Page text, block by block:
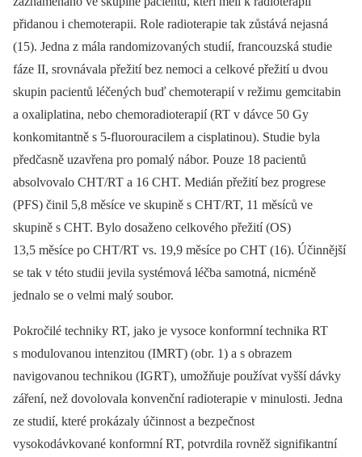
přidanou i chemoterapii. Role radioterapie tak zůstává nejasná
(15). Jedna z mála randomizovaných studií, francouzská studie
fáze II, srovnávala přežití bez nemoci a celkové přežití u dvou
skupin pacientů léčených buď chemoterapií v režimu gemcitabin
a oxaliplatina, nebo chemoradioterapií (RT v dávce 50 Gy
konkomitantně s 5-fluorouracilem a cisplatinou). Studie byla
předčasně uzavřena pro pomalý nábor. Pouze 18 pacientů
absolvovalo CHT/RT a 16 CHT. Medián přežití bez progrese
(PFS) činil 5,8 měsíce ve skupině s CHT/RT, 11 měsíců ve
skupině s CHT. Bylo dosaženo celkového přežití (OS)
13,5 měsíce po CHT/RT vs. 19,9 měsíce po CHT (16). Účinnější
se tak v této studii jevila systémová léčba samotná, nicméně
jednalo se o velmi malý soubor.
Pokročilé techniky RT, jako je vysoce konformní technika RT
s modulovanou intenzitou (IMRT) (obr. 1) a s obrazem
navigovanou technikou (IGRT), umožňuje používat vyšší dávky
záření, než dovolovala konvenční radioterapie v minulosti. Jedna
ze studií, které prokázaly účinnost a bezpečnost
vysokodávkované konformní RT, potvrdila rovněž signifikantní